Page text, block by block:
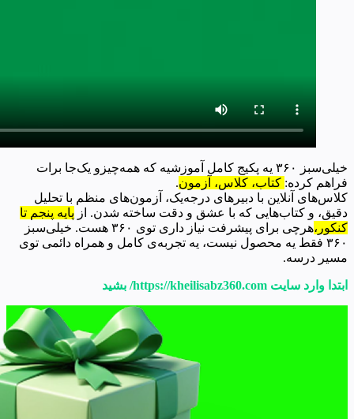
خیلی‌سبز ۳۶۰ یه پکیج کامل آموزشیه که همه‌چیزو یک‌جا برات
فراهم کرده: کتاب، کلاس، آزمون.
کلاس‌های آنلاین با دبیرهای درجه‌یک، آزمون‌های منظم با تحلیل
دقیق، و کتاب‌هایی که با عشق و دقت ساخته شدن. از پایه پنجم تا
کنکور،
هرچی برای پیشرفت نیاز داری توی ۳۶۰ هست. خیلی‌سبز
۳۶۰ فقط یه محصول نیست، یه تجربه‌ی کامل و همراه دائمی توی
مسیر درسه.
ابتدا وارد سایت https://kheilisabz360.com/ بشید